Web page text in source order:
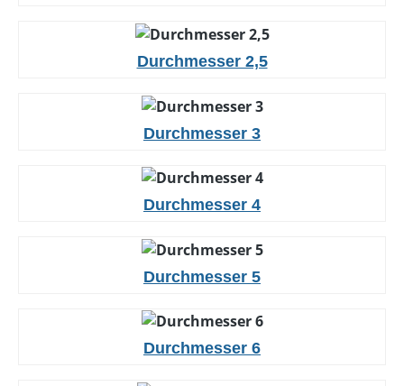
Durchmesser 2,5
Durchmesser 3
Durchmesser 4
Durchmesser 5
Durchmesser 6